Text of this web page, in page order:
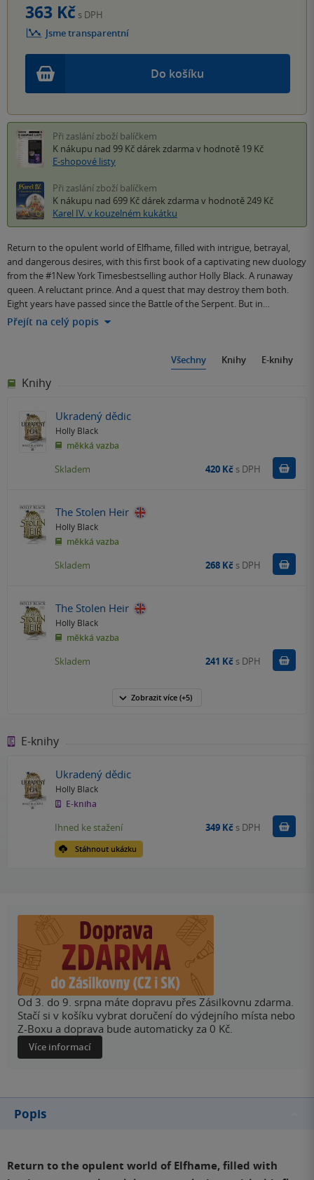
Do košíku
363 Kč s DPH
Jsme transparentní
Při zaslání zboží balíčkem
K nákupu nad 99 Kč dárek zdarma v hodnotě 19 Kč
E-shopové listy
Při zaslání zboží balíčkem
K nákupu nad 699 Kč dárek zdarma v hodnotě 249 Kč
Karel IV. v kouzelném kukátku
Return to the opulent world of Elfhame, filled with intrigue, betrayal,
and dangerous desires, with this first book of a captivating new duology
from the #1New York Timesbestselling author Holly Black. A runaway
queen. A reluctant prince. And a quest that may destroy them both.
Eight years have passed since the Battle of the Serpent. But in…
Přejít na celý popis
Všechny Knihy E-knihy
Knihy
Ukradený dědic
Holly Black
měkká vazba
Skladem 420 Kč s DPH
The Stolen Heir
Holly Black
měkká vazba
Skladem 268 Kč s DPH
The Stolen Heir
Holly Black
měkká vazba
Skladem 241 Kč s DPH
Zobrazit více (+5)
E-knihy
Ukradený dědic
Holly Black
E-kniha
Stáhnout ukázku
Ihned ke stažení 349 Kč s DPH Koupit
Od 3. do 9. srpna máte dopravu přes Zásilkovnu zdarma.
Stačí si v košíku vybrat doručení do výdejního místa nebo
Z-Boxu a doprava bude automaticky za 0 Kč.
Více informací
Popis
Return to the opulent world of Elfhame, filled with